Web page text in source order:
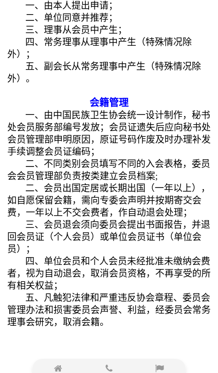
一、由本人提出申请；
二、单位同意并推荐；
三、理事从会员中产生；
四、常务理事从理事中产生（特殊情况除
外）；
五、副会长从常务理事中产生（特殊情况除
外）。
会籍管理
一、由中国民族卫生协会统一设计制作，秘书
处会员服务部编号发放；会员证遗失后应向秘书处
会员管理部申明原因，原证号码作废及时办理补发
手续调整会员证编码；
二、不同类别会员填写不同的入会表格，委员
会会员管理部负责按类建立会员档案;
二、会员出国定居或长期出国（一年以上），
如自愿保留会籍，需向专委会声明并按期寄交会
费，一年以上不交会费者，作自动退会处理；
三、会员退会须向委员会提出书面报告，并退
回会员证（个人会员）或单位会员证书（单位会
员）；
四、单位会员和个人会员未经批准未缴纳会费
者，视为自动退会，取消会员资格，不再享受的所
有相关权益；
五、凡触犯法律和严重违反协会章程、委员会
管理办法和损害委员会声誉、利益，经委员会常务
理事会研究，取消会籍。